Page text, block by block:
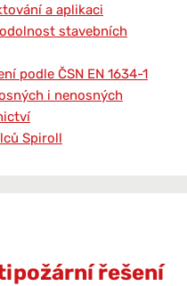
a aplikaci
stavebních
podle ČSN EN 1634-1
i nenosných
Spiroll
řešení